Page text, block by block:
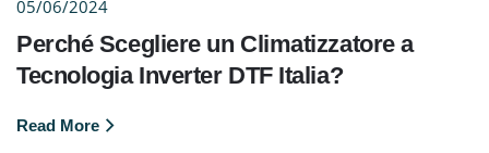
05/06/2024
Perché Scegliere un Climatizzatore a
Tecnologia Inverter DTF Italia?
Read More